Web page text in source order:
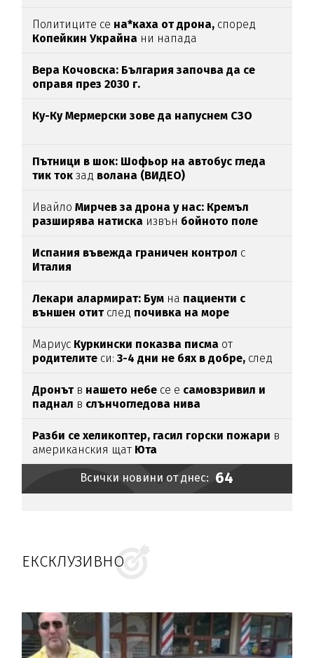
Политиците се на*каха от дрона, според
Копейкин Украйна ни напада
Вера Кочовска: България започва да се
оправя през 2030 г.
Ку-Ку Мермерски зове да напуснем СЗО
Пътници в шок: Шофьор на автобус гледа
тик ток зад волана (ВИДЕО)
ИвайлоМирчев за дрона у нас: Кремъл
разширява натиска извън бойното поле
Испания въвежда граничен контрол с
Италия
Лекари алармират: Бум на пациенти с
външен отитслед почивка на море
Мариус Куркински показва писма от
родителите си:3-4 дни не бях в добре, след
Дронътв нашето небе се е самовзривил и
паднал в слънчогледова нива
Разби се хеликоптер, гасил горски пожари в
американския щат Юта
Всички новини от днес: 64
ЕКСКЛУЗИВНО